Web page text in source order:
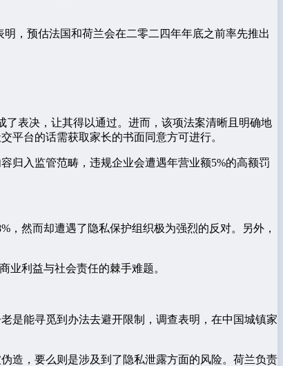
，预估法国和荷兰会在二零二四年年底之前率先推出
表决，让其得以通过。进而，该项法案清晰且明确地
平台的话需获取家长的书面同意方可进行。
归入监管范畴，违规企业会遭遇年营业额5%的高额罚
，然而却遭遇了隐私保护组织极为强烈的反对。另外，
业利益与社会责任的棘手难题。
是能寻觅到办法去避开限制，调查表明，在中国城镇家
造，要么则是涉及到了隐私泄露方面的风险。荷兰负责